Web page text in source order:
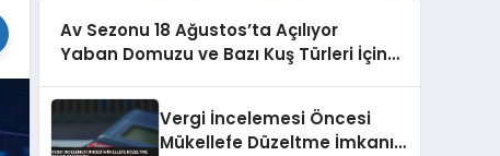
Av Sezonu 18 Ağustos’ta Açılıyor
Yaban Domuzu ve Bazı Kuş Türleri İçin
Vergi İncelemesi Öncesi
Mükellefe Düzeltme İmkanı